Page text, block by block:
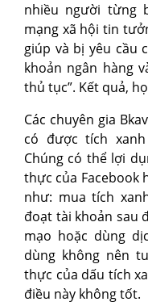
nhiều người từng
mạng xã hội tin
giúp và bị yêu cầu
khoản ngân hàng
thủ tục”. Kết quả,
Các chuyên gia
có được tích
Chúng có thể lợi
thực của Facebook
như: mua tích
đoạt tài khoản sau
mạo hoặc dùng
dùng không nên
thực của dấu tích
điều này không tốt.